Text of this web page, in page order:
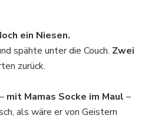
ein Niesen.
spähte unter die Couch. Zwei
zurück.
mit Mamas Socke im Maul –
als wäre er von Geistern